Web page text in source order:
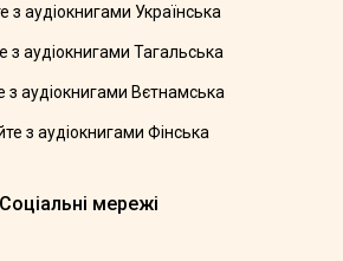
з аудіокнигами Українська
з аудіокнигами Тагальська
з аудіокнигами Вєтнамська
з аудіокнигами Фінська
Соціальні мережі